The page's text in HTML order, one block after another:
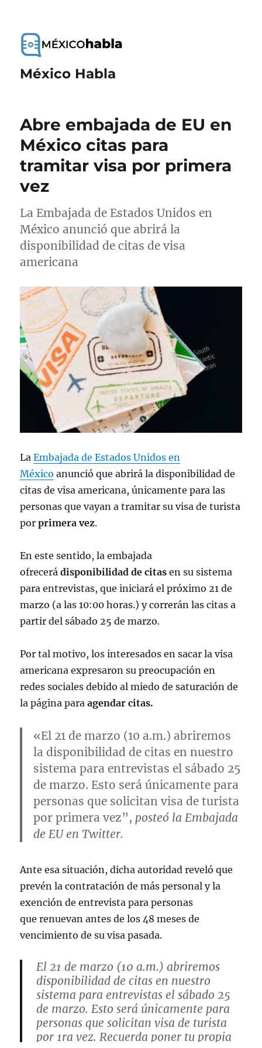
México Habla
Abre embajada de EU en
México citas para
tramitar visa por primera
vez
La Embajada de Estados Unidos en
México anunció que abrirá la
disponibilidad de citas de visa
americana
LaEmbajada de Estados Unidos en
México anunció que abrirá la disponibilidad de
citas de visa americana, únicamente para las
personas que vayan a tramitar su visa de turista
porprimera vez.
En este sentido, la embajada
ofrecerádisponibilidad de citas en su sistema
para entrevistas, que iniciará el próximo 21 de
marzo (a las 10:00 horas.) y correrán las citas a
partir del sábado 25 de marzo.
Por tal motivo, los interesados en sacar la visa
americana expresaron su preocupación en
redes sociales debido al miedo de saturación de
la página paraagendar citas.
«El 21 de marzo (10 a.m.) abriremos
la disponibilidad de citas en nuestro
sistema para entrevistas el sábado 25
de marzo. Esto será únicamente para
personas que solicitan visa de turista
por primera vez”, posteó laEmbajada
de EUen Twitter.
Ante esa situación, dicha autoridad reveló que
prevén la contratación de más personal y la
exención de entrevista para personas
que renuevan antes de los 48 meses de
vencimiento de su visa pasada.
El 21 de marzo (10 a.m.) abriremos
disponibilidad de citas en nuestro
sistema para entrevistas el sábado 25
de marzo. Esto será únicamente para
personas que solicitan visa de turista
por 1ra vez. Recuerda poner tu propia